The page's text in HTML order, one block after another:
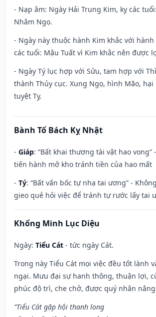
- Nạp âm: Ngày Hải Trung Kim, kỵ các
Nhâm Ngọ.
- Ngày này thuộc hành Kim khắc với
các tuổi: Mậu Tuất vì Kim khắc nên được
- Ngày Tý lục hợp với Sửu, tam hợp với
thành Thủy cục. Xung Ngọ, hình Mão, hại
tuyệt Tỵ.
Bành Tổ Bách Kỵ Nhật
- Giáp: “Bất khai thương tài vật hao vong”
tiến hành mở kho tránh tiền của hao mất
- Tý: “Bất vấn bốc tự nhạ tai ương” -
gieo quẻ hỏi việc để tránh tự rước lấy tai
Khổng Minh Lục Diệu
Ngày: Tiểu Cát - tức ngày Cát.
Trong này Tiểu Cát mọi việc đều tốt lành
ngại. Mưu đại sự hanh thông, thuận lợi,
phúc độ trì, che chở, được quý nhân
“Tiểu Cát gặp hội thanh long